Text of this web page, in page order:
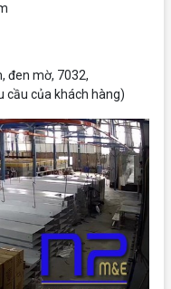
đen mờ, 7032,
cầu của khách hàng)